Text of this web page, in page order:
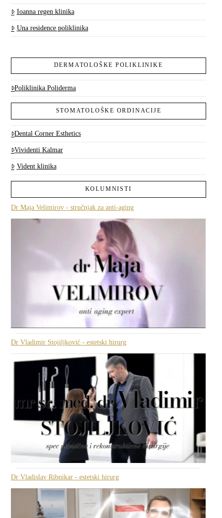
Ioanna regen klinika
Una residence poliklinika
DERMATOLOŠKE POLIKLINIKE
Poliklinika Poliderma
STOMATOLOŠKE ORDINACIJE
Dental Corner Esthetics
Vividenti Kalmar
Vident klinika
KOLUMNISTI
Dr Maja Velimirov - stručnjak za anti-aging
Dr Vladimir Stojiljković - estetski hirurg
Dr Vladislav Ribnikar - estetski hirurg